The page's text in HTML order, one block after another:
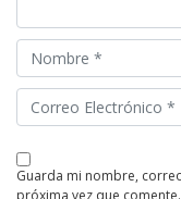
guarda mi nombre, correo electrónico y web en este navegador para la
próxima vez que comente.